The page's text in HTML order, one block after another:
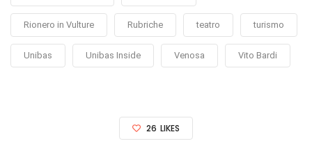
Rionero in Vulture Rubriche teatro turismo
Unibas Unibas Inside Venosa Vito Bardi
26 LIKES